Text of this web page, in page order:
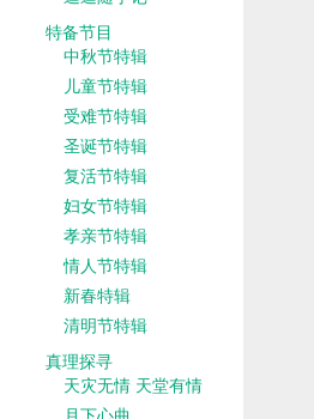
特备节目
中秋节特辑
儿童节特辑
受难节特辑
圣诞节特辑
复活节特辑
妇女节特辑
孝亲节特辑
情人节特辑
新春特辑
清明节特辑
真理探寻
天灾无情 天堂有情
月下心曲